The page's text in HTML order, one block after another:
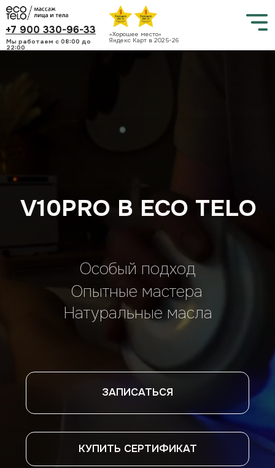
Мы работаем c 08:00 до
22:00
+7 900 330-96-33 «Хорошее место»
Яндекс Карт в 2025-26
Опытные мастера
КУПИТЬ СЕРТИФИКАТ